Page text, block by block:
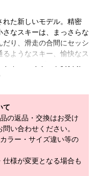
た新しいモデル。精密
なスキーは、まっさらな
り、滑走の合間にセッシ
ようなスキー、愉快なス
ャー・リゾートのスタ
り、領地を歩き回った
手なずけるオールテレー
線に火をつける、自由を
around, core: poplar / fib
at the waist mounting p
て
の返品・交換はお受け
い合わせください。
ラー・サイズ違い等の
様が変更となる場合も